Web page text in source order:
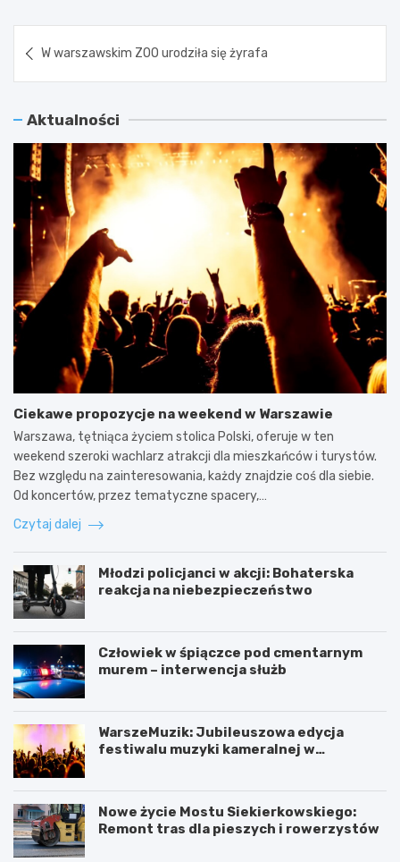
wpisu
W warszawskim ZOO urodziła się żyrafa
Aktualności
Ciekawe propozycje na weekend w Warszawie
Warszawa, tętniąca życiem stolica Polski, oferuje w ten
weekend szeroki wachlarz atrakcji dla mieszkańców i turystów.
Bez względu na zainteresowania, każdy znajdzie coś dla siebie.
Od koncertów, przez tematyczne spacery,…
Czytaj dalej
Młodzi policjanci w akcji: Bohaterska
reakcja na niebezpieczeństwo
Człowiek w śpiączce pod cmentarnym
murem – interwencja służb
WarszeMuzik: Jubileuszowa edycja
festiwalu muzyki kameralnej w
Nowe życie Mostu Siekierkowskiego:
Remont tras dla pieszych i rowerzystów